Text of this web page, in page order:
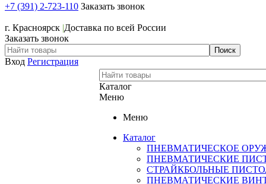
+7 (391) 2-723-110 Заказать звонок
г. Красноярск |Доставка по всей России
Заказать звонок
Вход Регистрация
Каталог
Меню
Меню
Каталог
ПНЕВМАТИЧЕСКОЕ
ПНЕВМАТИЧЕСКИЕ
СТРАЙКБОЛЬНЫЕ
ПНЕВМАТИЧЕСКИЕ